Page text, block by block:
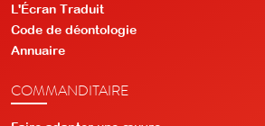
L'Écran Traduit
Code de déontologie
Annuaire
COMMANDITAIRE